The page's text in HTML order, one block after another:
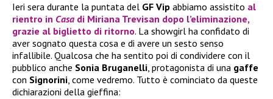
Ieri sera durante la puntata del GF Vip abbiamo assistito al
rientro in Casa di Miriana Trevisan dopo l’eliminazione,
grazie al biglietto di ritorno. La showgirl ha confidato di
aver sognato questa cosa e di avere un sesto senso
infallibile. Qualcosa che ha sentito poi di condividere con il
pubblico anche Sonia Bruganelli, protagonista di una gaffe
con Signorini, come vedremo. Tutto è cominciato da queste
dichiarazioni della gieffina: